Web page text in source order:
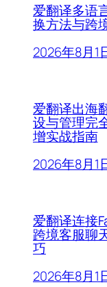
爱翻译多语
换方法与跨
2026年8月1
爱翻译出海
设与管理完
增实战指南
2026年8月1
爱翻译连接
跨境客服聊
巧
2026年8月1